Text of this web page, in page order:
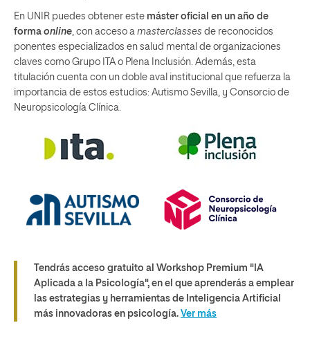
En UNIR puedes obtener este máster oficial en un año de
forma online, con acceso a masterclasses de reconocidos
ponentes especializados en salud mental de organizaciones
claves como Grupo ITA o Plena Inclusión. Además, esta
titulación cuenta con un doble aval institucional que refuerza la
importancia de estos estudios: Autismo Sevilla, y Consorcio de
Neuropsicología Clínica.
Tendrás acceso gratuito al Workshop Premium "IA
Aplicada a la Psicología", en el que aprenderás a emplear
las estrategias y herramientas de Inteligencia Artificial
más innovadoras en psicología. Ver más